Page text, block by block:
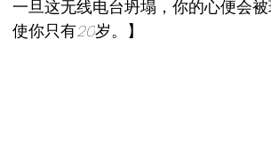
一旦这无线电台坍塌，你的心便会
使你只有20岁。】